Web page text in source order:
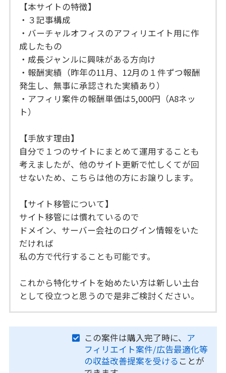
【本サイトの特徴】
・３記事構成
・バーチャルオフィスのアフィリエイト用に作
成したもの
・成長ジャンルに興味がある方向け
・報酬実績（昨年の11月、12月の１件ずつ報酬
発生し、無事に承認された実績あり）
・アフィリ案件の報酬単価は5,000円（A8ネッ
ト）
【手放す理由】
自分で１つのサイトにまとめて運用することも
考えましたが、他のサイト更新で忙しくてが回
せないため、こちらは他の方にお譲りします。
【サイト移管について】
サイト移管には慣れているので
ドメイン、サーバー会社のログイン情報をいた
だければ
私の方で代行することも可能です。
これから特化サイトを始めたい方は新しい土台
として役立つと思うので是非ご検討ください。
この案件は購入完了時に、 ア
フィリエイト案件/広告最適化等
の収益改善提案を受ける ことが